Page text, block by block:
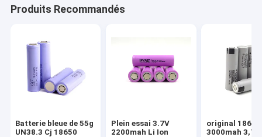
Produits Recommandés
Batterie bleue de 55g
UN38.3 Cj 18650
Plein essai 3.7V
2200mah Li Ion
original 18650
3000mah 3,7